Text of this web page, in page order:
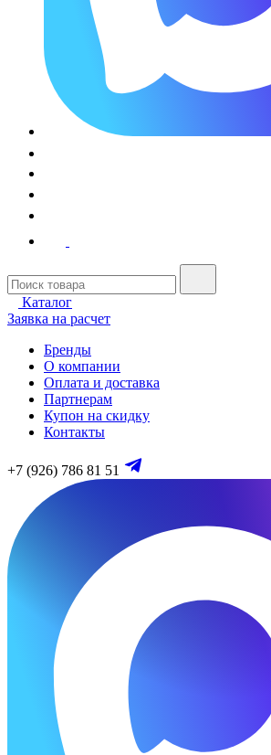
Каталог
Заявка на расчет
Бренды
О компании
Оплата и доставка
Партнерам
Купон на скидку
Контакты
+7 (926) 786 81 51